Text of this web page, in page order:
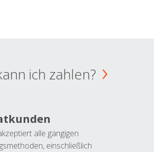
ich zahlen?
alle gängigen
einschließlich